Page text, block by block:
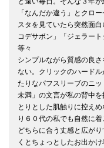
「なんだか違う」とクロ
スタを見ていたら突然面
コデサボン」「ジェラー
等々
シンプルながら質感の良
ない。クリックのハード
たりなパフスリーブのニ
未満」の文言が私の背中
とりとした肌触りに控え
り６０代の私でも自然に
どちらに合う丈感と広が
くとちょっとしたお出か